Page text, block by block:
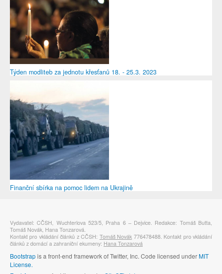
Týden modliteb za jednotu křesťanů 18. - 25.3. 2023
Finanční sbírka na pomoc lidem na Ukrajině
Vydavatel: CČSH, Wuchterlova 523/5, Praha 6 – Dejvice. Redakce: Tomáš Butta,
Tomáš Novák, Hana Tonzarová.
Kontakt pro vkládání článků z CČSH: Tomáš Novák 776478488. Kontakt pro vkládání
článků z domácí a zahraniční ekumeny: Hana Tonzarová
Bootstrapis a front-end framework of Twitter, Inc. Code licensed underMIT
License.